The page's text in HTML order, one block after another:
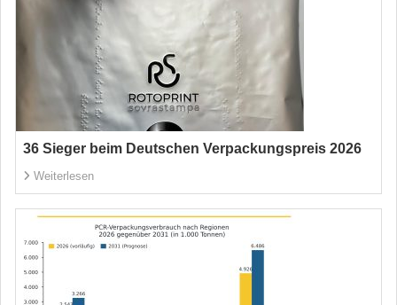
36 Sieger beim Deutschen Verpackungspreis 2026
Weiterlesen